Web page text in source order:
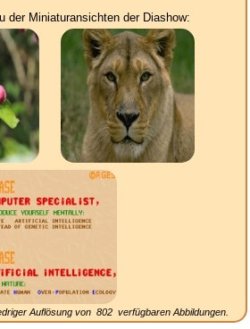
der Miniaturansichten der Diashow:
Auflösung von 802 verfügbaren Abbildungen.